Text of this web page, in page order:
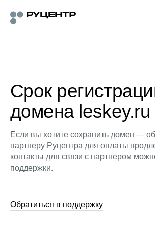
Срок
домена leskey.ru
Если вы хотите сохранить домен —
партнеру Руцентра для оплаты
контакты для связи с партнером
поддержки.
Обратиться в поддержку